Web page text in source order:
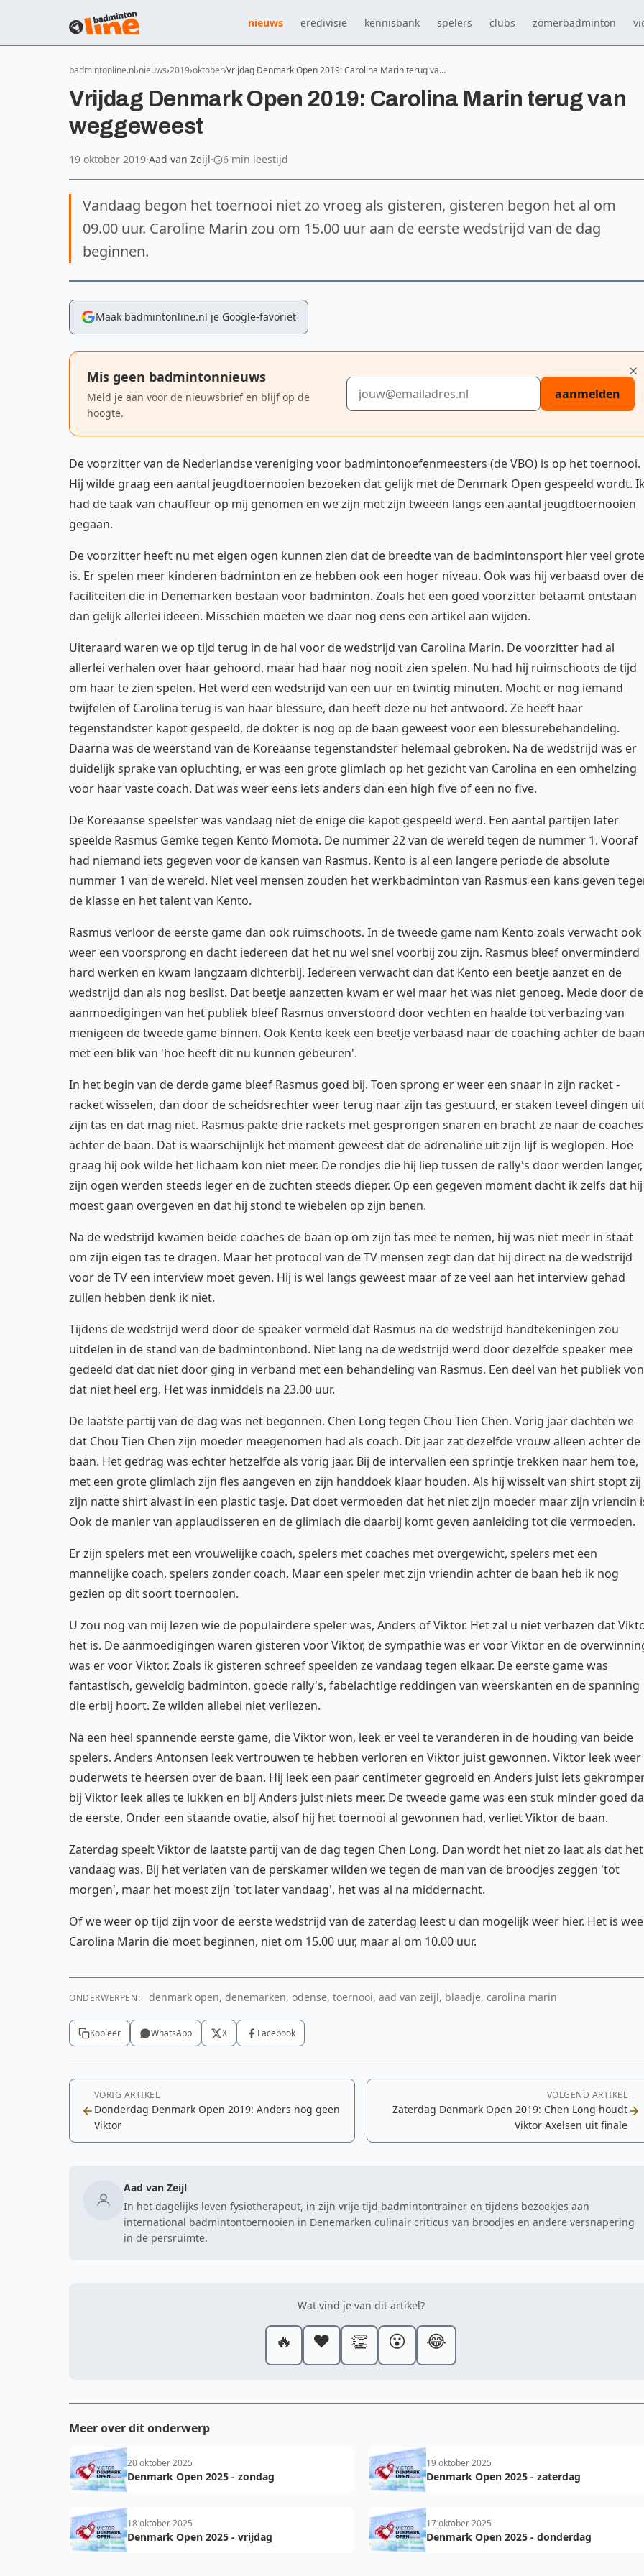
nieuws eredivisie kennisbank spelers clubs zomerbadminton
badmintonline.nl nieuws 2019 oktober Vrijdag Denmark Open 2019: Carolina Marin terug va…
Vrijdag Denmark Open 2019: Carolina Marin terug van
weggeweest
19 oktober 2019·Aad van Zeijl· 6 min leestijd
Vandaag begon het toernooi niet zo vroeg als gisteren, gisteren begon het al om
09.00 uur. Caroline Marin zou om 15.00 uur aan de eerste wedstrijd van de dag
beginnen.
Maak badmintonline.nl je Google-favoriet
Mis geen badmintonnieuws
Meld je aan voor de nieuwsbrief en blijf op de
hoogte.
E-mailadres
aanmelden
De voorzitter van de Nederlandse vereniging voor badmintonoefenmeesters (de VBO) is op het toernooi.
Hij wilde graag een aantal jeugdtoernooien bezoeken dat gelijk met de Denmark Open gespeeld wordt.
had de taak van chauffeur op mij genomen en we zijn met zijn tweeën langs een aantal jeugdtoernooien
gegaan.
De voorzitter heeft nu met eigen ogen kunnen zien dat de breedte van de badmintonsport hier veel
is. Er spelen meer kinderen badminton en ze hebben ook een hoger niveau. Ook was hij verbaasd over de
faciliteiten die in Denemarken bestaan voor badminton. Zoals het een goed voorzitter betaamt ontstaan
dan gelijk allerlei ideeën. Misschien moeten we daar nog eens een artikel aan wijden.
Uiteraard waren we op tijd terug in de hal voor de wedstrijd van Carolina Marin. De voorzitter had al
allerlei verhalen over haar gehoord, maar had haar nog nooit zien spelen. Nu had hij ruimschoots de tijd
om haar te zien spelen. Het werd een wedstrijd van een uur en twintig minuten. Mocht er nog iemand
twijfelen of Carolina terug is van haar blessure, dan heeft deze nu het antwoord. Ze heeft haar
tegenstandster kapot gespeeld, de dokter is nog op de baan geweest voor een blessurebehandeling.
Daarna was de weerstand van de Koreaanse tegenstandster helemaal gebroken. Na de wedstrijd was er
duidelijk sprake van opluchting, er was een grote glimlach op het gezicht van Carolina en een omhelzing
voor haar vaste coach. Dat was weer eens iets anders dan een high five of een no five.
De Koreaanse speelster was vandaag niet de enige die kapot gespeeld werd. Een aantal partijen later
speelde Rasmus Gemke tegen Kento Momota. De nummer 22 van de wereld tegen de nummer 1. Vooraf
had niemand iets gegeven voor de kansen van Rasmus. Kento is al een langere periode de absolute
nummer 1 van de wereld. Niet veel mensen zouden het werkbadminton van Rasmus een kans geven
de klasse en het talent van Kento.
Rasmus verloor de eerste game dan ook ruimschoots. In de tweede game nam Kento zoals verwacht ook
weer een voorsprong en dacht iedereen dat het nu wel snel voorbij zou zijn. Rasmus bleef onverminderd
hard werken en kwam langzaam dichterbij. Iedereen verwacht dan dat Kento een beetje aanzet en de
wedstrijd dan als nog beslist. Dat beetje aanzetten kwam er wel maar het was niet genoeg. Mede door de
aanmoedigingen van het publiek bleef Rasmus onverstoord door vechten en haalde tot verbazing van
menigeen de tweede game binnen. Ook Kento keek een beetje verbaasd naar de coaching achter de
met een blik van 'hoe heeft dit nu kunnen gebeuren'.
In het begin van de derde game bleef Rasmus goed bij. Toen sprong er weer een snaar in zijn racket -
racket wisselen, dan door de scheidsrechter weer terug naar zijn tas gestuurd, er staken teveel dingen
zijn tas en dat mag niet. Rasmus pakte drie rackets met gesprongen snaren en bracht ze naar de coaches
achter de baan. Dat is waarschijnlijk het moment geweest dat de adrenaline uit zijn lijf is weglopen. Hoe
graag hij ook wilde het lichaam kon niet meer. De rondjes die hij liep tussen de rally's door werden langer,
zijn ogen werden steeds leger en de zuchten steeds dieper. Op een gegeven moment dacht ik zelfs dat hij
moest gaan overgeven en dat hij stond te wiebelen op zijn benen.
Na de wedstrijd kwamen beide coaches de baan op om zijn tas mee te nemen, hij was niet meer in staat
om zijn eigen tas te dragen. Maar het protocol van de TV mensen zegt dan dat hij direct na de wedstrijd
voor de TV een interview moet geven. Hij is wel langs geweest maar of ze veel aan het interview gehad
zullen hebben denk ik niet.
Tijdens de wedstrijd werd door de speaker vermeld dat Rasmus na de wedstrijd handtekeningen zou
uitdelen in de stand van de badmintonbond. Niet lang na de wedstrijd werd door dezelfde speaker mee
gedeeld dat dat niet door ging in verband met een behandeling van Rasmus. Een deel van het publiek
dat niet heel erg. Het was inmiddels na 23.00 uur.
De laatste partij van de dag was net begonnen. Chen Long tegen Chou Tien Chen. Vorig jaar dachten we
dat Chou Tien Chen zijn moeder meegenomen had als coach. Dit jaar zat dezelfde vrouw alleen achter de
baan. Het gedrag was echter hetzelfde als vorig jaar. Bij de intervallen een sprintje trekken naar hem toe,
met een grote glimlach zijn fles aangeven en zijn handdoek klaar houden. Als hij wisselt van shirt stopt zij
zijn natte shirt alvast in een plastic tasje. Dat doet vermoeden dat het niet zijn moeder maar zijn vriendin
Ook de manier van applaudisseren en de glimlach die daarbij komt geven aanleiding tot die vermoeden.
Er zijn spelers met een vrouwelijke coach, spelers met coaches met overgewicht, spelers met een
mannelijke coach, spelers zonder coach. Maar een speler met zijn vriendin achter de baan heb ik nog
gezien op dit soort toernooien.
U zou nog van mij lezen wie de populairdere speler was, Anders of Viktor. Het zal u niet verbazen dat
het is. De aanmoedigingen waren gisteren voor Viktor, de sympathie was er voor Viktor en de
was er voor Viktor. Zoals ik gisteren schreef speelden ze vandaag tegen elkaar. De eerste game was
fantastisch, geweldig badminton, goede rally's, fabelachtige reddingen van weerskanten en de spanning
die erbij hoort. Ze wilden allebei niet verliezen.
Na een heel spannende eerste game, die Viktor won, leek er veel te veranderen in de houding van beide
spelers. Anders Antonsen leek vertrouwen te hebben verloren en Viktor juist gewonnen. Viktor leek weer
ouderwets te heersen over de baan. Hij leek een paar centimeter gegroeid en Anders juist iets
bij Viktor leek alles te lukken en bij Anders juist niets meer. De tweede game was een stuk minder goed
de eerste. Onder een staande ovatie, alsof hij het toernooi al gewonnen had, verliet Viktor de baan.
Zaterdag speelt Viktor de laatste partij van de dag tegen Chen Long. Dan wordt het niet zo laat als dat het
vandaag was. Bij het verlaten van de perskamer wilden we tegen de man van de broodjes zeggen 'tot
morgen', maar het moest zijn 'tot later vandaag', het was al na middernacht.
Of we weer op tijd zijn voor de eerste wedstrijd van de zaterdag leest u dan mogelijk weer hier. Het is
Carolina Marin die moet beginnen, niet om 15.00 uur, maar al om 10.00 uur.
ONDERWERPEN: denmark open, denemarken, odense, toernooi, aad van zeijl, blaadje, carolina marin
Kopieer WhatsApp X Facebook
VORIG ARTIKEL
Donderdag Denmark Open 2019: Anders nog geen
Viktor
VOLGEND ARTIKEL
Zaterdag Denmark Open 2019: Chen Long houdt
Viktor Axelsen uit finale
Aad van Zeijl
In het dagelijks leven fysiotherapeut, in zijn vrije tijd badmintontrainer en tijdens bezoekjes aan
international badmintontoernooien in Denemarken culinair criticus van broodjes en andere versnapering
in de persruimte.
Wat vind je van dit artikel?
🔥 ❤️ 👏 😮 😂
Meer over dit onderwerp
20 oktober 2025
Denmark Open 2025 - zondag
19 oktober 2025
Denmark Open 2025 - zaterdag
18 oktober 2025
Denmark Open 2025 - vrijdag
17 oktober 2025
Denmark Open 2025 - donderdag